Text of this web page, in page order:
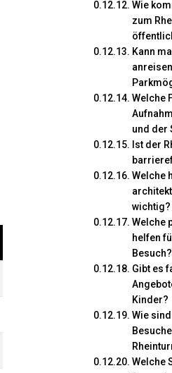
Wie
zum
Kann
Welche
und der
Ist der
Welche
wichtig?
Welche
helfen
Besuch?
Gibt es
Kinder?
Wie
Welche